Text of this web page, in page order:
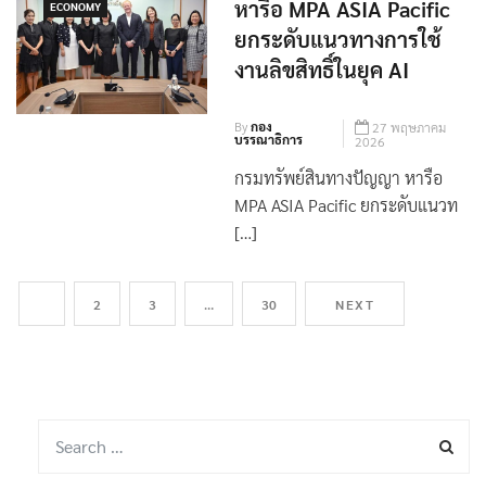
ECONOMY
หารือ MPA ASIA Pacific
ยกระดับแนวทางการใช้
งานลิขสิทธิ์ในยุค AI
Byกอง
บรรณาธิการ
27 พฤษภาคม
2026
กรมทรัพย์สินทางปัญญา หารือ
MPA ASIA Pacific ยกระดับแนวท
[…]
2 3 … 30 NEXT